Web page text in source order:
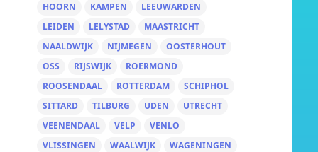
HOORN
KAMPEN
LEEUWARDEN
LEIDEN
LELYSTAD
MAASTRICHT
NAALDWIJK
NIJMEGEN
OOSTERHOUT
OSS
RIJSWIJK
ROERMOND
ROOSENDAAL
ROTTERDAM
SCHIPHOL
SITTARD
TILBURG UDEN
UTRECHT
VEENENDAAL
VELP
VENLO
VLISSINGEN
WAALWIJK
WAGENINGEN